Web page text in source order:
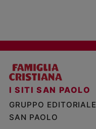
I SITI SAN PAOLO
GRUPPO EDITORIALE
SAN PAOLO